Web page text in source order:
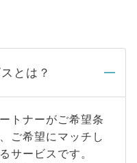
とは？
トナーがご希望条
ご希望にマッチし
サービスです。